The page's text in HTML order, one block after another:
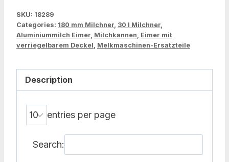
SKU: 18289
Categories: 180 mm Milchner, 30 l Milchner,
Aluminiummilch Eimer, Milchkannen, Eimer mit
verriegelbarem Deckel, Melkmaschinen-Ersatzteile
Description
entries per page
Search: